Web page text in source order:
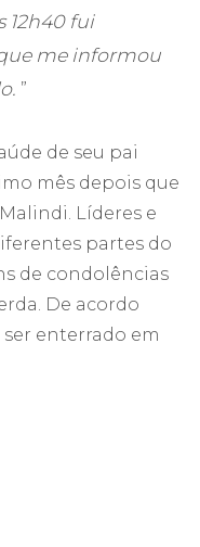
12h40 fui
me informou
”
de seu pai
mês depois que
Líderes e
partes do
de condolências
De acordo
enterrado em